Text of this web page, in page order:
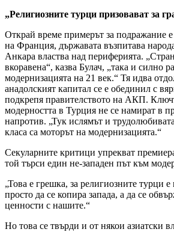
„Религиозните турци призовават за
Открай време примерът за подражание
на Франция, държавата възпитава
Анкара властва над периферията.
вкоравена“, казва Булач, „така и силно
модернизацията на 21 век.“ Тя идва
анадолският капитал се е обединил с
подкрепя правителството на АКП.
модерността в Турция не се намират в
напротив. „Тук ислямът и
класа са моторът на модернизацията.“
Секуларните критици упрекват
той търси един не-западен път към
„Това е грешка, за религиозните турци
просто да се копира запада, а да се
ценности с нашите.“
Но това се твърди и от някои азиатски